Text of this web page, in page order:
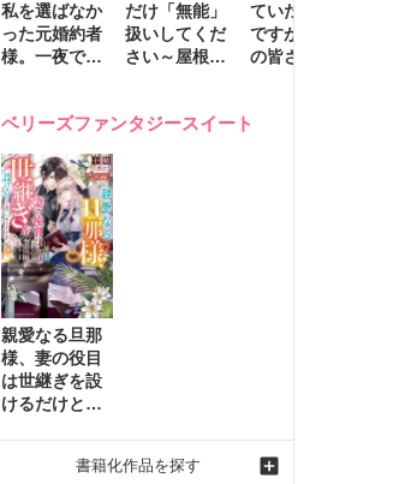
私を選ばなか
った元婚約者
様。一夜で大
ました２
だけ「無能」
扱いしてくだ
さい～屋根裏
動かす万能令
ていたのは私
ですが、王家
の皆さんお忘
れ才女の辺境
ベリーズファンタジースイート
親愛なる旦那
様、妻の役目
は世継ぎを設
けるだけと聞
れ才女の幸せ書籍化作品を探す